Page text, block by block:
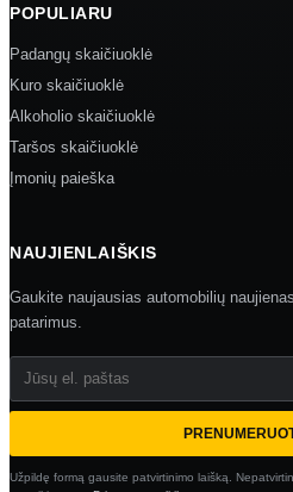
POPULIARU
Padangų skaičiuoklė
Kuro skaičiuoklė
Alkoholio skaičiuoklė
Taršos skaičiuoklė
Įmonių paieška
NAUJIENLAIŠKIS
Gaukite naujausias automobilių
patarimus.
Jūsų el. paštas
Užpildę formą gausite patvirtinimo laišką.